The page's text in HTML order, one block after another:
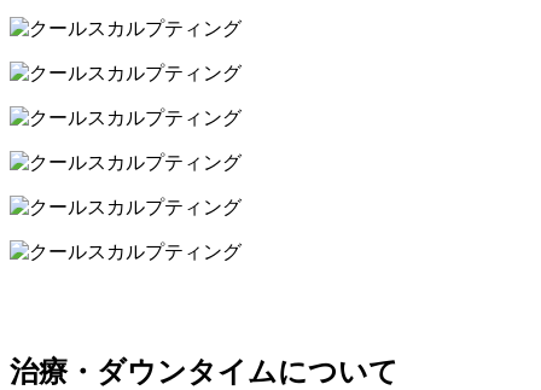
治療・ダウンタイムについて